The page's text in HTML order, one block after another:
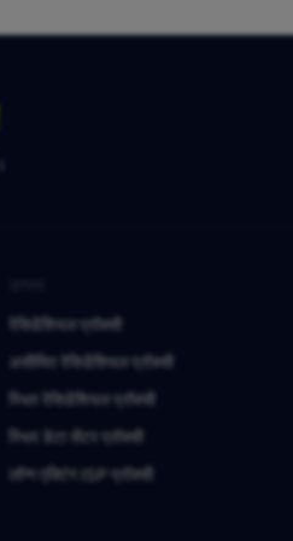
रेसिडेंशियल प्रॉक्सी
असीमित रेसिडेंशियल प्रॉक्सी
स्थिर रेसिडेंशियल प्रॉक्सी
स्थिर डेटा सेंटर प्रॉक्सी
लॉन्ग एक्टिंग ISP प्रॉक्सी